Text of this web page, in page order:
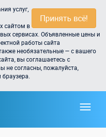
Принять всё!
услуг,
сайтом в
сервисах. Объявленные цены и
работы сайта
необязательные — с вашего
вы соглашаетесь с
не согласны, пожалуйста,